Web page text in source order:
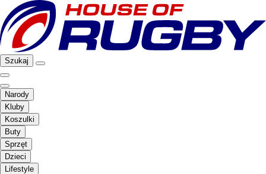
Szukaj
Narody
Kluby
Koszulki
Buty
Sprzęt
Dzieci
Lifestyle